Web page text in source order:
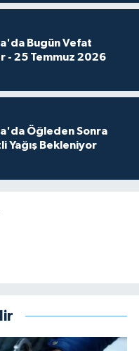
Bugün Vefat
- 25 Temmuz 2026
Öğleden Sonra
Yağış Bekleniyor